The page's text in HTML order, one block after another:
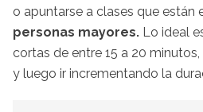
o apuntarse a clases que están
personas mayores. Lo ideal
cortas de entre 15 a 20
y luego ir incrementando la